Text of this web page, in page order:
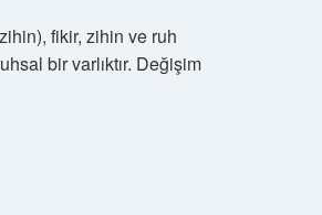
fikir, zihin ve ruh
bir varlıktır. Değişim